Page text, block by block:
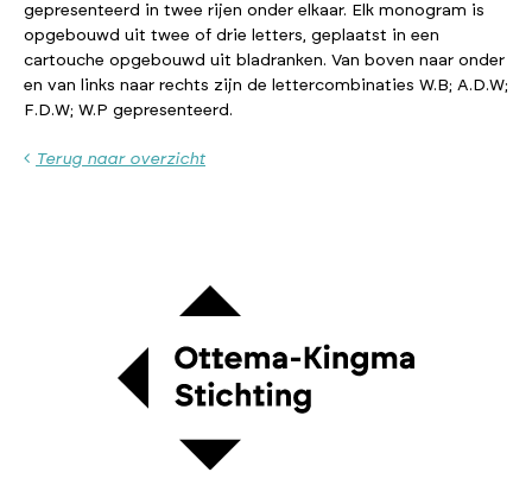
gepresenteerd in twee rijen onder elkaar. Elk monogram is
opgebouwd uit twee of drie letters, geplaatst in een
cartouche opgebouwd uit bladranken. Van boven naar onder
en van links naar rechts zijn de lettercombinaties W.B; A.D.W;
F.D.W; W.P gepresenteerd.
Terug naar overzicht